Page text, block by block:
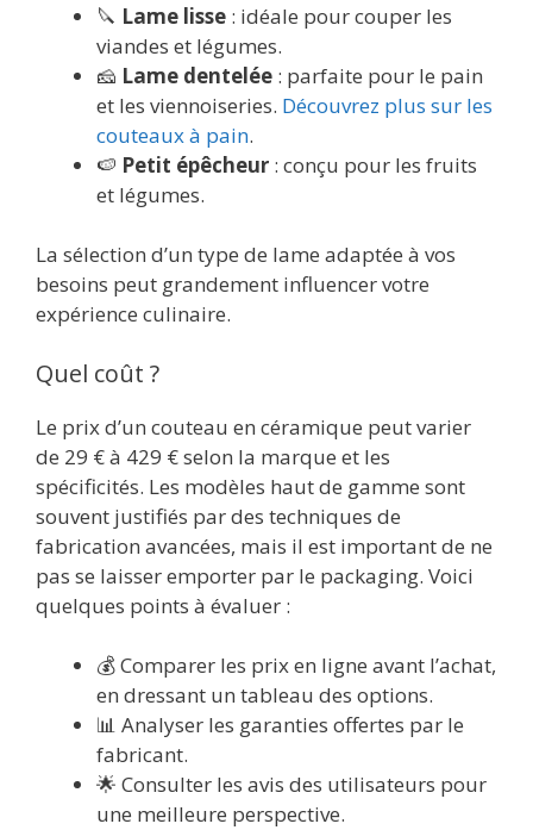
🔪 Lame lisse : idéale pour couper les
viandes et légumes.
🧀 Lame dentelée : parfaite pour le pain
et les viennoiseries. Découvrez plus sur les
couteaux à pain.
🍉 Petit épêcheur : conçu pour les fruits
et légumes.
La sélection d’un type de lame adaptée à vos
besoins peut grandement influencer votre
expérience culinaire.
Quel coût ?
Le prix d’un couteau en céramique peut varier
de 29 € à 429 € selon la marque et les
spécificités. Les modèles haut de gamme sont
souvent justifiés par des techniques de
fabrication avancées, mais il est important de ne
pas se laisser emporter par le packaging. Voici
quelques points à évaluer :
💰 Comparer les prix en ligne avant l’achat,
en dressant un tableau des options.
📊 Analyser les garanties offertes par le
fabricant.
🌟 Consulter les avis des utilisateurs pour
une meilleure perspective.